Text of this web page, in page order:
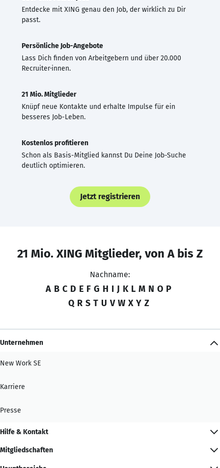
Entdecke mit XING genau den Job, der wirklich zu Dir
passt.
Persönliche Job-Angebote
Lass Dich finden von Arbeitgebern und über 20.000
Recruiter·innen.
21 Mio. Mitglieder
Knüpf neue Kontakte und erhalte Impulse für ein
besseres Job-Leben.
Kostenlos profitieren
Schon als Basis-Mitglied kannst Du Deine Job-Suche
deutlich optimieren.
Jetzt registrieren
21 Mio. XING Mitglieder, von A bis Z
Nachname:
A B C D E F G H I J K L M N O P
Q R S T U V W X Y Z
Unternehmen
New Work SE
Karriere
Presse
Hilfe & Kontakt
Mitgliedschaften